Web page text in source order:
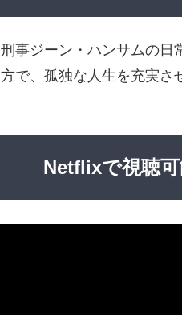
事ジーン・ハンサムの日
で、孤独な人生を充実さ
Netflixで視聴